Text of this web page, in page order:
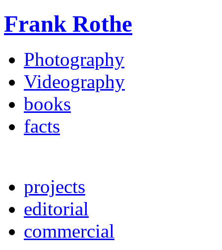
Frank Rothe
Photography
Videography
books
facts
projects
editorial
commercial